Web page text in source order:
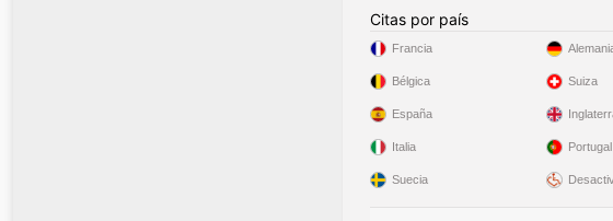
Citas por país
Francia
Bélgica
España
Italia
Suecia
Suiza
Portugal